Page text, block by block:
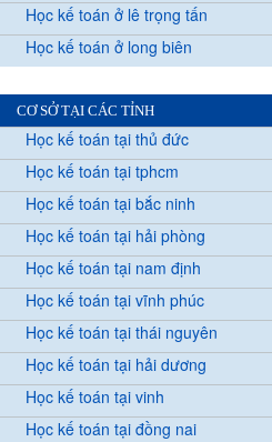
Học kế toán ở lê trọng tấn
Học kế toán ở long biên
CƠ SỞ TẠI CÁC TỈNH
Học kế toán tại thủ đức
Học kế toán tại tphcm
Học kế toán tại bắc ninh
Học kế toán tại hải phòng
Học kế toán tại nam định
Học kế toán tại vĩnh phúc
Học kế toán tại thái nguyên
Học kế toán tại hải dương
Học kế toán tại vinh
Học kế toán tại đồng nai